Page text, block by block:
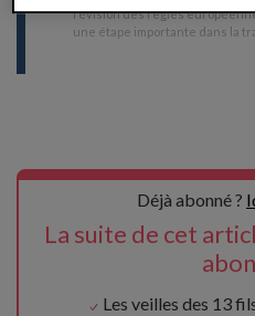
révision des règles
une étape importante dans la
Déjà abonné ?
La suite de cet
Les veilles des 13